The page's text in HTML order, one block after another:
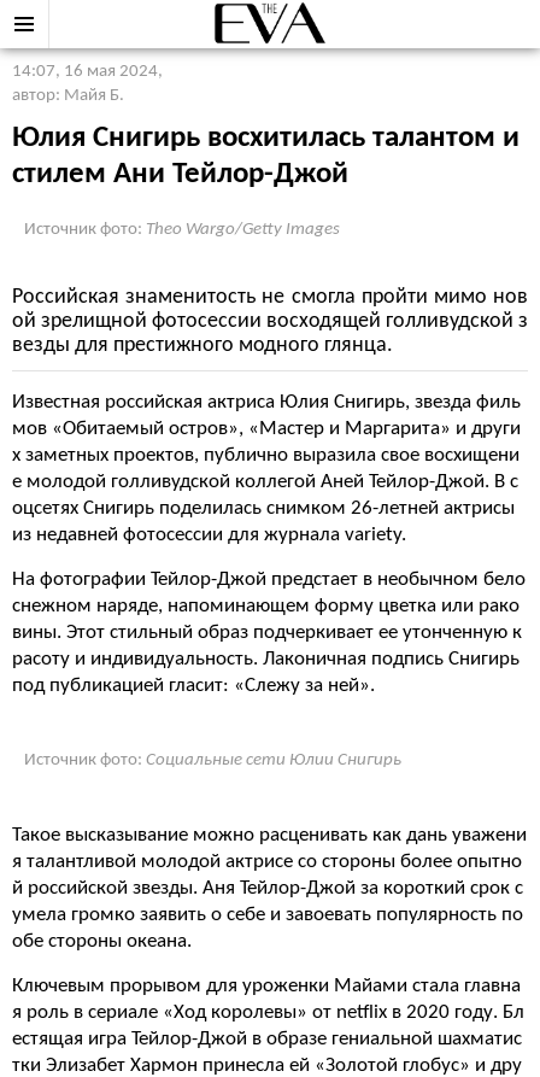
14:07, 16 мая 2024,
автор: Майя Б.
Юлия Снигирь восхитилась талантом и
стилем Ани Тейлор-Джой
Источник фото: Theo Wargo/Getty Images
Российская знаменитость не смогла пройти мимо нов
ой зрелищной фотосессии восходящей голливудской з
везды для престижного модного глянца.
Известная российская актриса Юлия Снигирь, звезда филь
мов «Обитаемый остров», «Мастер и Маргарита» и други
х заметных проектов, публично выразила свое восхищени
е молодой голливудской коллегой Аней Тейлор-Джой. В с
оцсетях Снигирь поделилась снимком 26-летней актрисы
из недавней фотосессии для журнала variety.
На фотографии Тейлор-Джой предстает в необычном бело
снежном наряде, напоминающем форму цветка или рако
вины. Этот стильный образ подчеркивает ее утонченную к
расоту и индивидуальность. Лаконичная подпись Снигирь
под публикацией гласит: «Слежу за ней».
Источник фото: Социальные сети Юлии Снигирь
Такое высказывание можно расценивать как дань уважени
я талантливой молодой актрисе со стороны более опытно
й российской звезды. Аня Тейлор-Джой за короткий срок с
умела громко заявить о себе и завоевать популярность по
обе стороны океана.
Ключевым прорывом для уроженки Майами стала главна
я роль в сериале «Ход королевы» от netflix в 2020 году. Бл
естящая игра Тейлор-Джой в образе гениальной шахматис
тки Элизабет Хармон принесла ей «Золотой глобус» и дру